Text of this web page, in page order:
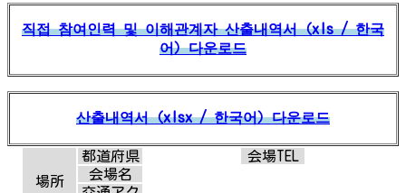
직접 참여인력 및 이해관계자 산출내역서（xls / 한국
어）다운로드
산출내역서（xlsx / 한국어）다운로드
場所
都道府県
会場TEL
会場名